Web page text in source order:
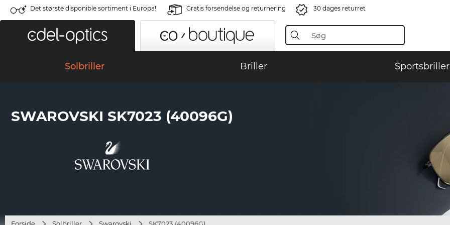
Det største disponible sortiment i Europa! Gratis forsendelse og returnering 30 dages returret
Solbriller Briller Sportsbriller
SWAROVSKI SK7023 (40096G)